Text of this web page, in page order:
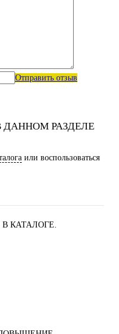
Отправить отзыв
ДАННОМ РАЗДЕЛЕ
или воспользоваться
КАТАЛОГЕ.